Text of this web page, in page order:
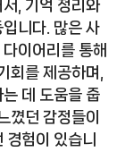
, 기억 정리와
니다. 많은 사
이어리를 통해
회를 제공하며,
데 도움을 줍
꼈던 감정들이
경험이 있습니